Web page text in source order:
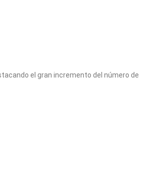
el gran incremento del número de